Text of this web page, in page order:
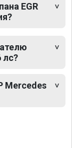
EGR
лс?
Mercedes